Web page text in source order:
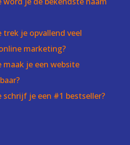
trek je opvallend veel
marketing?
maak je een website
schrijf je een #1 bestseller?